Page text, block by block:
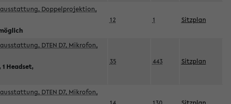
Doppelprojektion,
12 1 Sitzplan
DTEN D7, Mikrofon,
Headset,
35 443 Sitzplan
DTEN D7, Mikrofon,